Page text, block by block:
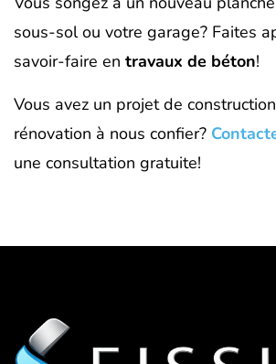
sous-sol ou votre garage? Faites
savoir-faire en travaux de béton!
Vous avez un projet de
rénovation à nous confier?
une consultation gratuite!